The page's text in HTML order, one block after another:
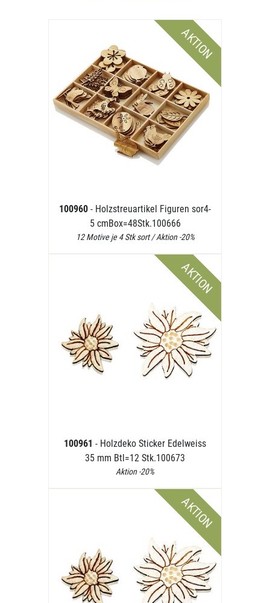
AKTION
100960 - Holzstreuartikel Figuren sor4-
5 cmBox=48Stk.100666
12 Motive je 4 Stk sort / Aktion -20%
AKTION
100961 - Holzdeko Sticker Edelweiss
35 mm Btl=12 Stk.100673
Aktion -20%
AKTION